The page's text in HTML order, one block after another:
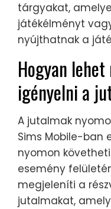
tárgyakat,
játékélményt
nyújthatnak a
Hogyan
igényelni a
A jutalmak
Sims Mobile-ban
nyomon
esemény
megjeleníti a
jutalmakat,